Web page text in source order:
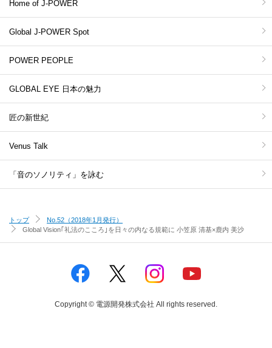
Home of J-POWER
Global J-POWER Spot
POWER PEOPLE
GLOBAL EYE 日本の魅力
匠の新世紀
Venus Talk
「音のソノリティ」を詠む
トップ
No.52（2018年1月発行）
Global Vision｢礼法のこころ｣を日々の内なる規範に 小笠原 清基×鹿内 美沙
Copyright © 電源開発株式会社 All rights reserved.